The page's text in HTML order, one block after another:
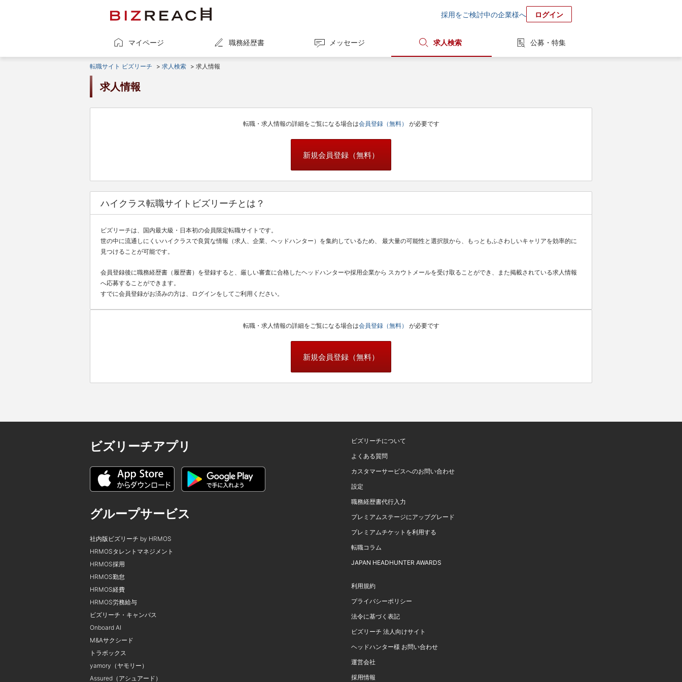
採用をご検討中の企業様へ ログイン
マイページ 職務経歴書 メッセージ 求人検索 公募・特集
転職サイト ビズリーチ > 求人検索 > 求人情報
求人情報
転職・求人情報の詳細をご覧になる場合は会員登録（無料） が必要です
新規会員登録（無料）
ハイクラス転職サイトビズリーチとは？
ビズリーチは、国内最大級・日本初の会員限定転職サイトです。
世の中に流通しにくいハイクラスで良質な情報（求人、企業、ヘッドハンター）を集約しているため、 最大量の可能性と選択肢から、もっともふさわしいキャリアを効率的に
見つけることが可能です。
会員登録後に職務経歴書（履歴書）を登録すると、厳しい審査に合格したヘッドハンターや採用企業から スカウトメールを受け取ることができ、また掲載されている求人情報
へ応募することができます。
すでに会員登録がお済みの方は、ログインをしてご利用ください。
転職・求人情報の詳細をご覧になる場合は会員登録（無料） が必要です
新規会員登録（無料）
ビズリーチアプリ
グループサービス
社内版ビズリーチ by HRMOS
HRMOSタレントマネジメント
HRMOS採用
HRMOS勤怠
HRMOS経費
HRMOS労務給与
ビズリーチ・キャンパス
Onboard AI
M&Aサクシード
トラボックス
yamory（ヤモリー）
Assured（アシュアード）
ビズリーチについて
よくある質問
カスタマーサービスへのお問い合わせ
設定
職務経歴書代行入力
プレミアムステージにアップグレード
プレミアムチケットを利用する
転職コラム
JAPAN HEADHUNTER AWARDS
利用規約
プライバシーポリシー
法令に基づく表記
ビズリーチ 法人向けサイト
ヘッドハンター様 お問い合わせ
運営会社
採用情報